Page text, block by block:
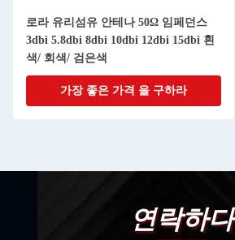
로라 유리섬유 안테나 50Ω 임페던스
3dbi 5.8dbi 8dbi 10dbi 12dbi 15dbi 흰
색/ 회색/ 검은색
가장 좋은 가격 을 구하라
연락하다